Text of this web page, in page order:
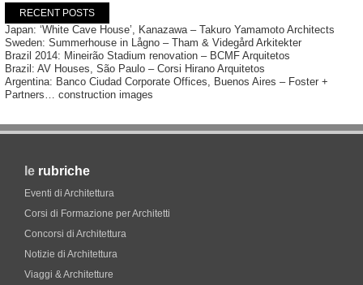
RECENT POSTS
Japan: ‘White Cave House’, Kanazawa – Takuro Yamamoto Architects
Sweden: Summerhouse in Lågno – Tham & Videgård Arkitekter
Brazil 2014: Mineirão Stadium renovation – BCMF Arquitetos
Brazil: AV Houses, São Paulo – Corsi Hirano Arquitetos
Argentina: Banco Ciudad Corporate Offices, Buenos Aires – Foster +
Partners… construction images
le rubriche
Eventi di Architettura
Corsi di Formazione per Architetti
Concorsi di Architettura
Notizie di Architettura
Viaggi & Architetture